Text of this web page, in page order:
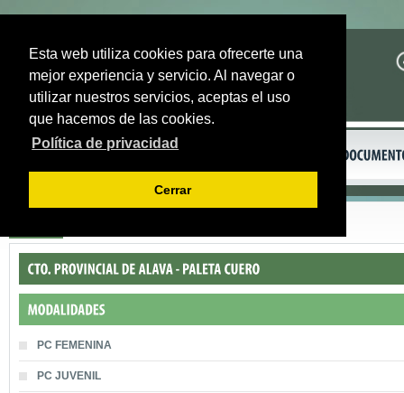
Esta web utiliza cookies para ofrecerte una
mejor experiencia y servicio. Al navegar o
utilizar nuestros servicios, aceptas el uso
que hacemos de las cookies.
Política de privacidad
Cerrar
PC FEMENINA
PC JUVENIL